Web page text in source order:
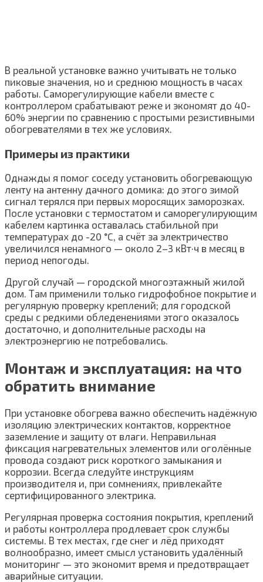
В реальной установке важно учитывать не только
пиковые значения, но и среднюю мощность в часах
работы. Саморегулирующие кабели вместе с
контроллером срабатывают реже и экономят до 40-
60% энергии по сравнению с простыми резистивными
обогревателями в тех же условиях.
Примеры из практики
Однажды я помог соседу установить обогревающую
ленту на антенну дачного домика: до этого зимой
сигнал терялся при первых моросящих заморозках.
После установки с термостатом и саморегулирующим
кабелем картинка оставалась стабильной при
температурах до -20 °C, а счёт за электричество
увеличился ненамного — около 2–3 кВт·ч в месяц в
период непогоды.
Другой случай — городской многоэтажный жилой
дом. Там применили только гидрофобное покрытие и
регулярную проверку креплений; для городской
среды с редкими обледенениями этого оказалось
достаточно, и дополнительные расходы на
электроэнергию не потребовались.
Монтаж и эксплуатация: на что
обратить внимание
При установке обогрева важно обеспечить надёжную
изоляцию электрических контактов, корректное
заземление и защиту от влаги. Неправильная
фиксация нагревательных элементов или оголённые
провода создают риск короткого замыкания и
коррозии. Всегда следуйте инструкциям
производителя и, при сомнениях, привлекайте
сертифицированного электрика.
Регулярная проверка состояния покрытия, креплений
и работы контроллера продлевает срок службы
системы. В тех местах, где снег и лёд приходят
волнообразно, имеет смысл установить удалённый
мониторинг — это экономит время и предотвращает
аварийные ситуации.